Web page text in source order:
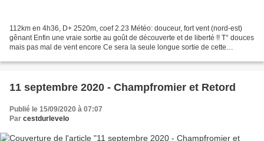
112km en 4h36, D+ 2520m, coef 2.23 Météo: douceur, fort vent (nord-est)
gênant Enfin une vraie sortie au goût de découverte et de liberté !! T° douces
mais pas mal de vent encore Ce sera la seule longue sortie de cette
11 septembre 2020 - Champfromier et Retord
Publié le 15/09/2020 à 07:07
Par cestdurlevelo